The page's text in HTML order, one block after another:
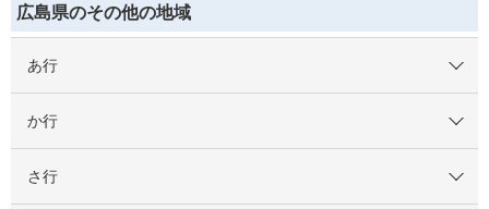
広島県のその他の地域
あ行
か行
さ行